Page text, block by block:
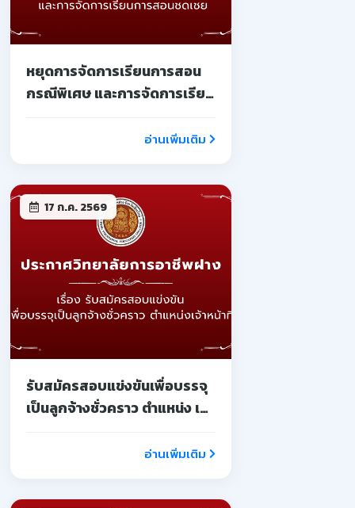
หยุดการจัดการเรียนการสอน
กรณีพิเศษ และการจัดการเรียน
อ่านเพิ่มเติม
17 ก.ค. 2569
รับสมัครสอบแข่งขันเพื่อบรรจุ
เป็นลูกจ้างชั่วคราว ตำแหน่ง เจ้า
อ่านเพิ่มเติม